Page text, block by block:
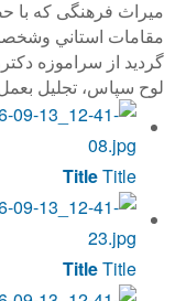
میراث فرهنگی که با
مقامات استاني
گرديد از سراموزه
لوح سپاس، تجليل
TitleTitle
TitleTitle